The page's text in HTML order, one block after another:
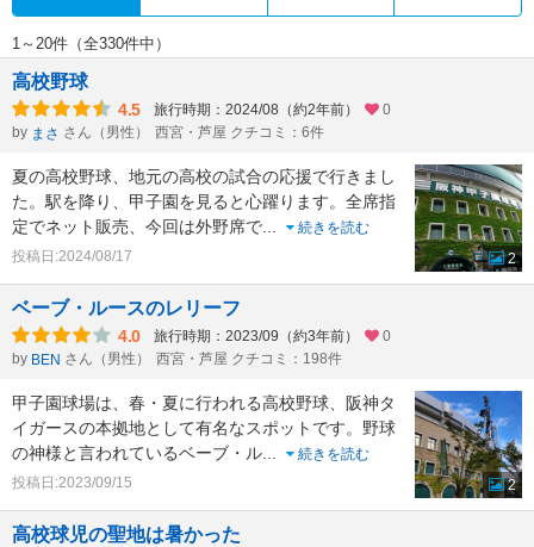
1～20件（全330件中）
高校野球
4.5 旅行時期：2024/08（約2年前）
0
by まさ さん（男性） 西宮・芦屋 クチコミ：6件
夏の高校野球、地元の高校の試合の応援で行きまし
た。駅を降り、甲子園を見ると心躍ります。全席指
定でネット販売、今回は外野席で
続きを読む
投稿日:2024/08/17
2
ベーブ・ルースのレリーフ
4.0 旅行時期：2023/09（約3年前）
0
by BEN さん（男性） 西宮・芦屋 クチコミ：198件
甲子園球場は、春・夏に行われる高校野球、阪神タ
イガースの本拠地として有名なスポットです。野球
の神様と言われているベーブ・ル
続きを読む
投稿日:2023/09/15
2
高校球児の聖地は暑かった